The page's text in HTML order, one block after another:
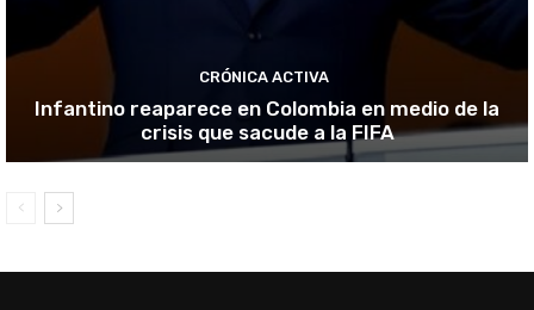
CRÓNICA ACTIVA
Infantino reaparece en Colombia en medio de la
crisis que sacude a la FIFA